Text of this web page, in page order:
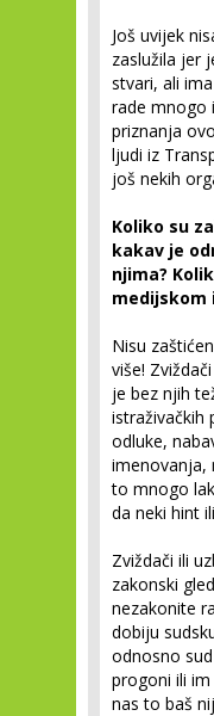
Još uvijek
zaslužila jer
stvari, ali
rade mnogo
priznanja
ljudi iz
još nekih
Koliko su
kakav je
njima?
medijskom
Nisu
više!
je bez njih
istraživačkih
odluke,
imenovanja,
to mnogo
da neki hint
Zviždači ili
zakonski
nezakonite
dobiju
odnosno
progoni ili
nas to baš